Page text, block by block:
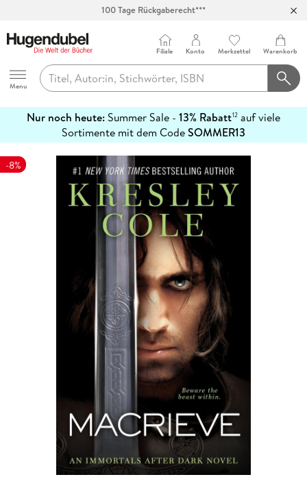
Hugendubel
Menu
Filiale Konto Merkzettel Warenkorb
Nur noch heute: Summer Sale - 13% Rabatt12 auf viele
Sortimente mit dem CodeSOMMER13
erfahren
-8%